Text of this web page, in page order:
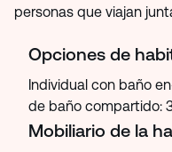
personas que viajan
Opciones de
Individual con baño
de baño compartido:
Mobiliario de la